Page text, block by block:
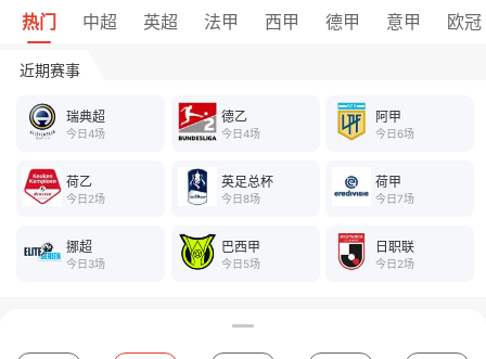
热门 中超 英超 法甲 西甲 德甲 意甲 欧冠
近期赛事
瑞典超
今日4场
德乙
今日4场
阿甲
今日6场
荷乙
今日2场
英足总杯
今日8场
荷甲
今日7场
挪超
今日3场
巴西甲
今日5场
日职联
今日2场